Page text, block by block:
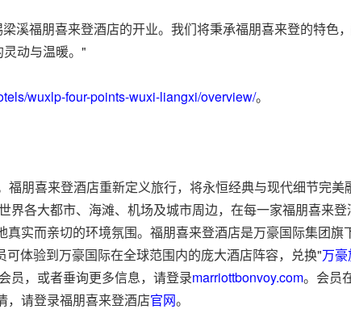
溪福朋喜来登酒店的开业。我们将秉承福朋喜来登的特色
动与温暖。"
wuxlp-four-points-wuxi-liangxi/overview/。
朋喜来登酒店重新定义旅行，将永恒经典与现代细节完
各大都市、海滩、机场及城市周边，在每一家福朋喜来
实而亲切的环境氛围。福朋喜来登酒店是万豪国际集团
体验到万豪国际在全球范围内的庞大酒店阵容，兑换"万
员，或者垂询更多信息，请登录marriottbonvoy.com。会员
，请登录福朋喜来登酒店官网。